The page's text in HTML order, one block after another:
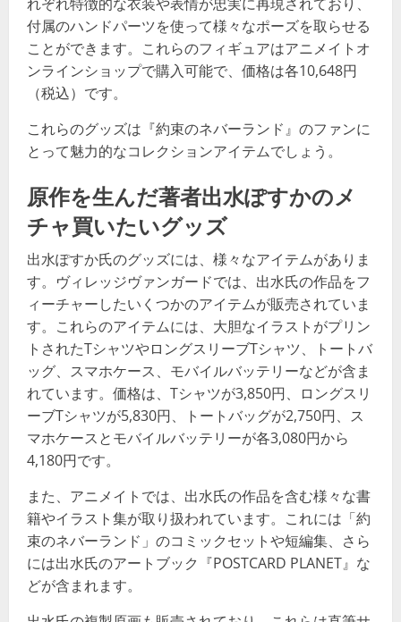
付属のハンドパーツを使って様々なポーズを取らせる
ことができます。これらのフィギュアはアニメイトオ
ンラインショップで購入可能で、価格は各10,648円
（税込）です​​。
これらのグッズは『約束のネバーランド』のファンに
とって魅力的なコレクションアイテムでしょう。
原作を生んだ著者出水ぽすかのメ
チャ買いたいグッズ
出水ぽすか氏のグッズには、様々なアイテムがありま
す。ヴィレッジヴァンガードでは、出水氏の作品をフ
ィーチャーしたいくつかのアイテムが販売されていま
す。これらのアイテムには、大胆なイラストがプリン
トされたTシャツやロングスリーブTシャツ、トートバ
ッグ、スマホケース、モバイルバッテリーなどが含ま
れています。価格は、Tシャツが3,850円、ロングスリ
ーブTシャツが5,830円、トートバッグが2,750円、ス
マホケースとモバイルバッテリーが各3,080円から
4,180円です​​。
また、アニメイトでは、出水氏の作品を含む様々な書
籍やイラスト集が取り扱われています。これには「約
束のネバーランド」のコミックセットや短編集、さら
には出水氏のアートブック『POSTCARD PLANET』な
どが含まれます​​。